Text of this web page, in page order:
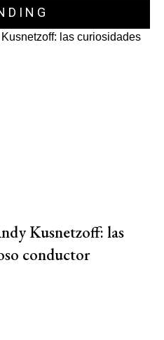
Kusnetzoff: las
conductor